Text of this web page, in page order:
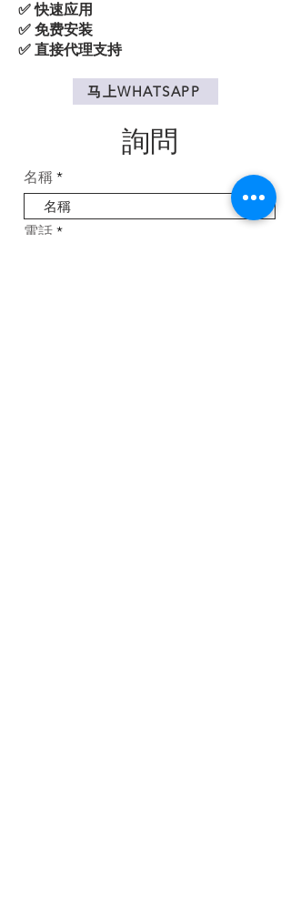
✅ 快速应用
✅ 免费安装
✅ 直接代理支持
马上WHATSAPP
詢問
名稱
電話